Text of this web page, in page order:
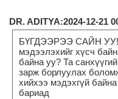
DR. ADITYA:2024-12-21
БҮГДЭЭРЭЭ САЙН
мэдээлэхийг хүсч
байна уу? Та
зарж борлуулах
хийхээ мэдэхгүй
бариад